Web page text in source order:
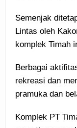
Semenjak
Lintas oleh
komplek Timah
Berbagai
rekreasi dan
pramuka dan
Komplek PT